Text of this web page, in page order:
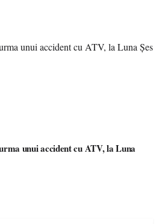
unui accident cu ATV, la Luna